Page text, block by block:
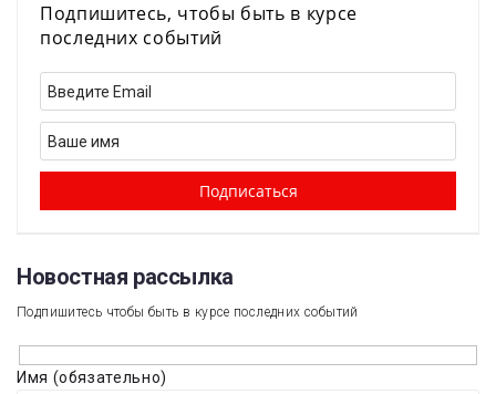
Подпишитесь, чтобы быть в курсе
последних событий
Новостная рассылка​
Подпишитесь чтобы быть в курсе последних событий
Имя (обязательно)